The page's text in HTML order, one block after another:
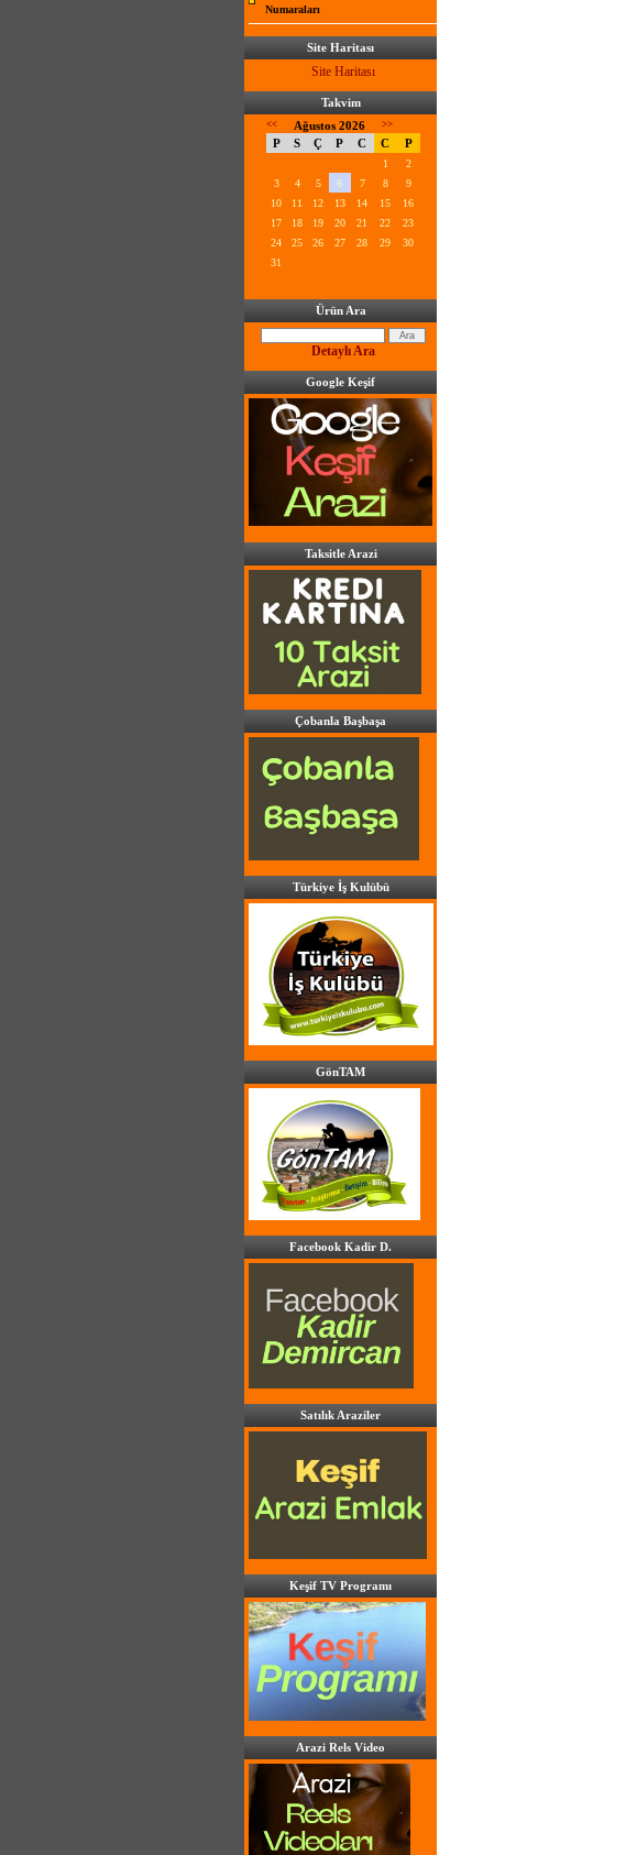
Numaraları
Site Haritası
Site Haritası
Takvim
<< Ağustos 2026 >>
P S Ç P C C P
1
2
3
4 5 6 7 8
9
10
11 12 13 14 15
16
17
18 19 20 21 22
23
24
25 26 27 28 29
30
31
Ürün Ara
Detaylı Ara
Google Keşif
Taksitle Arazi
Çobanla Başbaşa
Türkiye İş Kulübü
GönTAM
Facebook Kadir D.
Satılık Araziler
Keşif TV Programı
Arazi Rels Video